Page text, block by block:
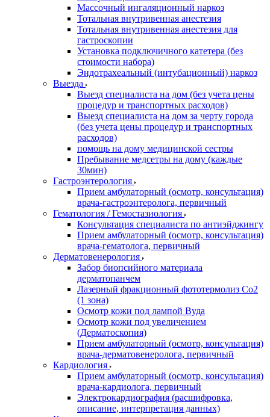
Массочный ингаляционный наркоз
Тотальная внутривенная анестезия
Тотальная внутривенная анестезия для
гастроскопии
Установка подключичного катетера (без
стоимости набора)
Эндотрахеальный (интубационный) наркоз
Выезда
Выезд специалиста на дом (без учета цены
процедур и транспортных расходов)
Выезд специалиста на дом за черту города
(без учета цены процедур и транспортных
расходов)
помощь на дому медицинской сестры
Пребывание медсетры на дому (каждые
30мин)
Гастроэнтерология
Прием амбулаторный (осмотр, консультация)
врача-гастроэнтеролога, первичный
Гематология / Гемостазиология
Консультация специалиста по антиэйджингу
Прием амбулаторный (осмотр, консультация)
врача-гематолога, первичный
Дерматовенерология
Забор биопсийного материала
дерматопанчем
Лазерный фракционный фототермолиз Со2
(1 зона)
Осмотр кожи под лампой Вуда
Осмотр кожи под увеличением
(Дерматоскопия)
Прием амбулаторный (осмотр, консультация)
врача-дерматовенеролога, первичный
Кардиология
Прием амбулаторный (осмотр, консультация)
врача-кардиолога, первичный
Электрокардиография (расшифровка,
описание, интерпретация данных)